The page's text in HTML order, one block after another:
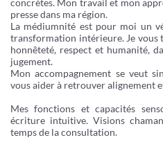
concrètes. Mon travail et mon
presse dans ma région.
La médiumnité est pour moi un
transformation intérieure. Je vous
honnêteté, respect et humanité,
jugement.
Mon accompagnement se veut
vous aider à retrouver alignement
Mes fonctions et capacités
écriture intuitive. Visions
temps de la consultation.